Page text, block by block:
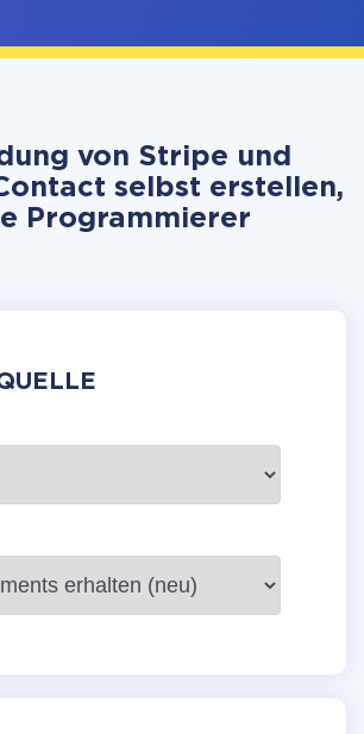
von Stripe und
selbst erstellen,
Programmierer